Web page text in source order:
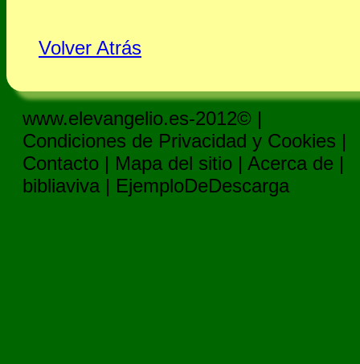
Volver Atrás
www.elevangelio.es-2012© |
Condiciones de Privacidad y Cookies |
Contacto | Mapa del sitio | Acerca de |
bibliaviva | EjemploDeDescarga